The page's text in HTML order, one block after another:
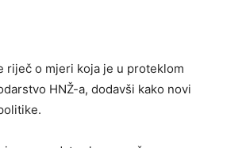
riječ o mjeri koja je u proteklom
HNŽ-a, dodavši kako novi